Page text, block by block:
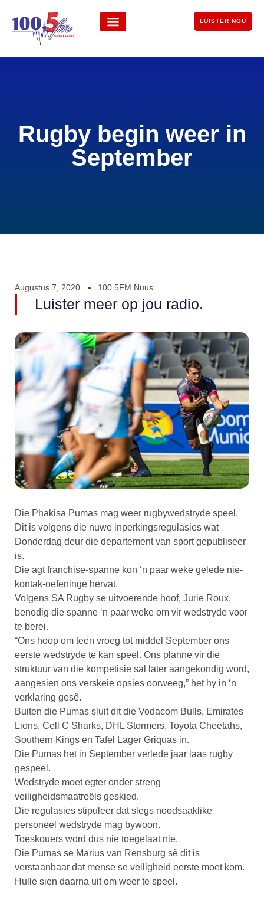
LUISTER NOU
Rugby begin weer in
September
Augustus 7, 2020 100.5FM Nuus
Luister meer op jou radio.
Die Phakisa Pumas mag weer rugbywedstryde speel.
Dit is volgens die nuwe inperkingsregulasies wat
Donderdag deur die departement van sport gepubliseer
is.
Die agt franchise-spanne kon ‘n paar weke gelede nie-
kontak-oefeninge hervat.
Volgens SA Rugby se uitvoerende hoof, Jurie Roux,
benodig die spanne ‘n paar weke om vir wedstryde voor
te berei.
“Ons hoop om teen vroeg tot middel September ons
eerste wedstryde te kan speel. Ons planne vir die
struktuur van die kompetisie sal later aangekondig word,
aangesien ons verskeie opsies oorweeg,” het hy in ‘n
verklaring gesê.
Buiten die Pumas sluit dit die Vodacom Bulls, Emirates
Lions, Cell C Sharks, DHL Stormers, Toyota Cheetahs,
Southern Kings en Tafel Lager Griquas in.
Die Pumas het in September verlede jaar laas rugby
gespeel.
Wedstryde moet egter onder streng
veiligheidsmaatreëls geskied.
Die regulasies stipuleer dat slegs noodsaaklike
personeel wedstryde mag bywoon.
Toeskouers word dus nie toegelaat nie.
Die Pumas se Marius van Rensburg sê dit is
verstaanbaar dat mense se veiligheid eerste moet kom.
Hulle sien daarna uit om weer te speel.